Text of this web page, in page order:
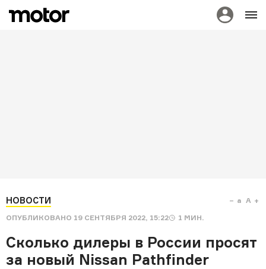
НОВОСТИ
ОПУБЛИКОВАНО 19 СЕНТЯБРЯ 2022, 15:22 1 МИН.
a A
Сколько дилеры в России просят
за новый Nissan Pathfinder